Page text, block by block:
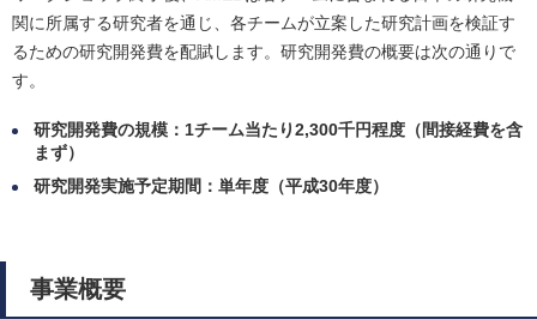
関に所属する研究者を通じ、各チームが立案した研究計画を検証す
るための研究開発費を配賦します。研究開発費の概要は次の通りで
す。
研究開発費の規模：1チーム当たり2,300千円程度（間接経費を含
まず）
研究開発実施予定期間：単年度（平成30年度）
事業概要